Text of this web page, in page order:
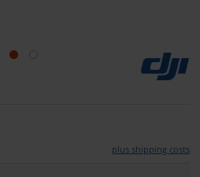
plus shipping costs